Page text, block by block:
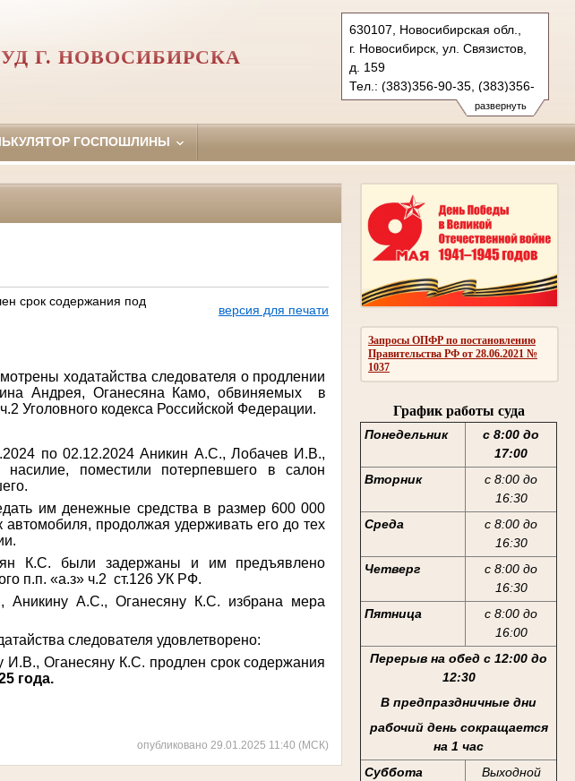
развернуть
630107, Новосибирская обл.,
г. Новосибирск, ул. Связистов,
д. 159
Тел.: (383)356-90-35, (383)356-
90-36 (ф.)
leninsky.nsk@sudrf.ru
Г. НОВОСИБИРСКА
ГОСПОШЛИНЫ
Запросы ОПФР по постановлению
Правительства РФ от 28.06.2021 №
1037
График работы суда
Понедельник
с 8:00 до
17:00
Вторник
с 8:00 до
16:30
Среда
с 8:00 до
16:30
Четверг
с 8:00 до
16:30
Пятница
с 8:00 до
16:00
Перерыв на обед с 12:00 до
12:30
В предпраздничные дни
рабочий день сокращается
на 1 час
Суббота
Выходной
срок содержания под
версия для печати
ходатайства следователя о продлении
Андрея, Оганесяна Камо, обвиняемых
в
Уголовного кодекса Российской Федерации.
по 02.12.2024 Аникин А.С., Лобачев И.В.,
поместили потерпевшего в салон
им денежные средства в размер 600 000
продолжая удерживать его до тех
К.C. были задержаны и им предъявлено
п.п. «а.з» ч.2 ст.126 УК РФ.
Аникину А.С., Оганесяну К.C. избрана мера
следователя удовлетворено:
Оганесяну К.С. продлен срок содержания
года.
опубликовано 29.01.2025 11:40 (МСК)